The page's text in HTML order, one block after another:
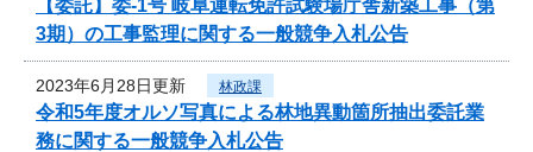
【委託】委-1号 岐阜運転免許試験場庁舎新築工事（第
3期）の工事監理に関する一般競争入札公告
2023年6月28日更新 林政課
令和5年度オルソ写真による林地異動箇所抽出委託業
務に関する一般競争入札公告